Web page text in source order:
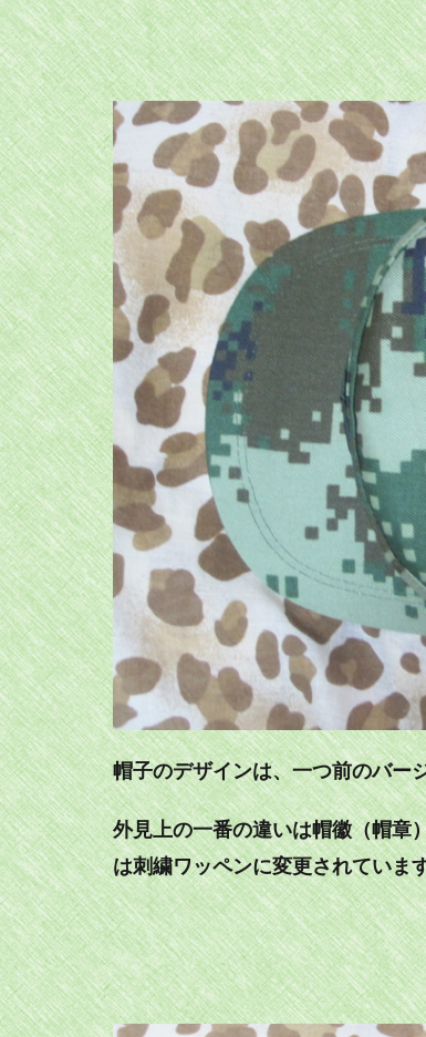
帽子のデザインは、一つ前のバー
外見上の一番の違いは帽徽（帽章
は刺繍ワッペンに変更されていま